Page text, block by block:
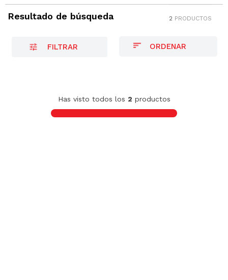
Resultado de búsqueda 2 PRODUCTOS
FILTRAR
S/ 79.90